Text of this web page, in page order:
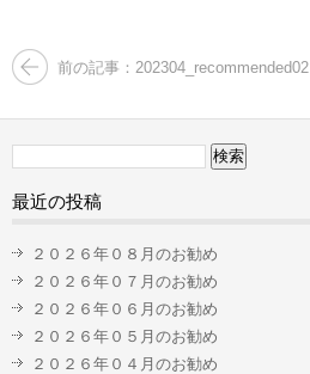
前の記事：202304_recommended02
最近の投稿
２０２６年０８月のお勧め
２０２６年０７月のお勧め
２０２６年０６月のお勧め
２０２６年０５月のお勧め
２０２６年０４月のお勧め